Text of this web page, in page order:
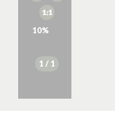
10%
1 / 1